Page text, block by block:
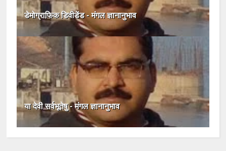
डेमोग्राफिक डिवीडेंड - मंगल ज्ञानानुभाव
या देवी सर्वभूतेषु - मंगल ज्ञानानुभाव